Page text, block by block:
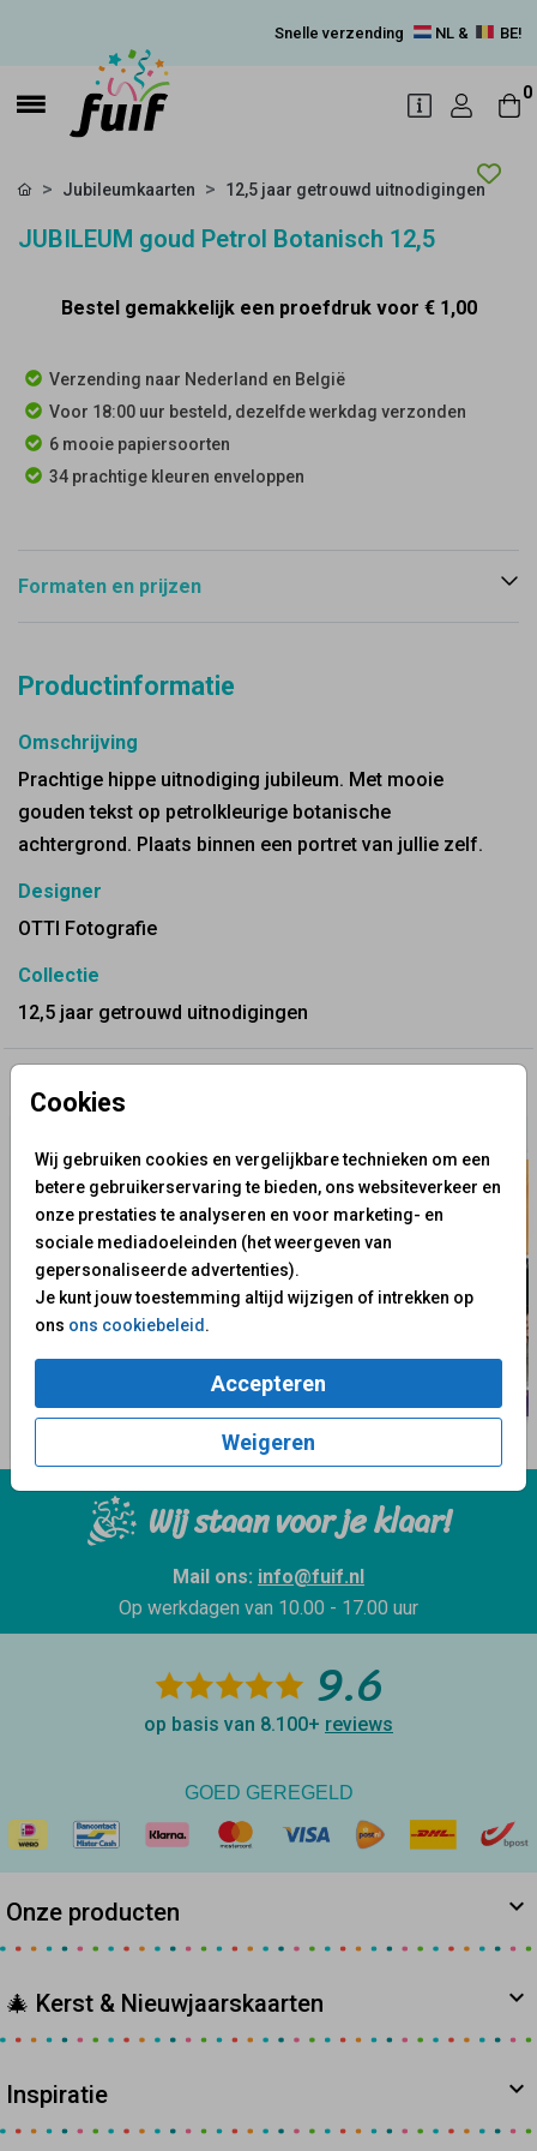
Snelle verzending NL & BE!
0
Cookies
Wij gebruiken cookies en vergelijkbare technieken om een
betere gebruikerservaring te bieden, ons websiteverkeer en
onze prestaties te analyseren en voor marketing- en
sociale mediadoeleinden (het weergeven van
gepersonaliseerde advertenties).
Je kunt jouw toestemming altijd wijzigen of intrekken op
ons ons cookiebeleid.
Accepteren
Weigeren
Jubileumkaarten 12,5 jaar getrouwd uitnodigingen
JUBILEUM goud Petrol Botanisch 12,5
Bestel gemakkelijk een proefdruk voor € 1,00
Verzending naar Nederland en België
Voor 18:00 uur besteld, dezelfde werkdag verzonden
6 mooie papiersoorten
34 prachtige kleuren enveloppen
Formaten en prijzen
Productinformatie
Omschrijving
Prachtige hippe uitnodiging jubileum. Met mooie
gouden tekst op petrolkleurige botanische
achtergrond. Plaats binnen een portret van jullie zelf.
Designer
OTTI Fotografie
Collectie
12,5 jaar getrouwd uitnodigingen
✨ Deze ontwerpen vind je misschien ook leuk
Wij staan voor je klaar!
Mail ons: info@fuif.nl
Op werkdagen van 10.00 - 17.00 uur
9.6
op basis van 8.100+ reviews
GOED GEREGELD
Onze producten
🎄 Kerst & Nieuwjaarskaarten
Inspiratie